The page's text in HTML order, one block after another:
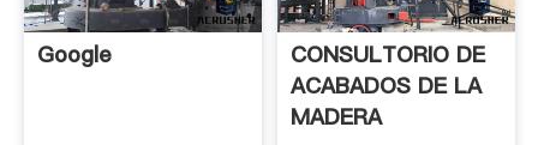
Google
CONSULTORIO DE
ACABADOS DE LA
MADERA